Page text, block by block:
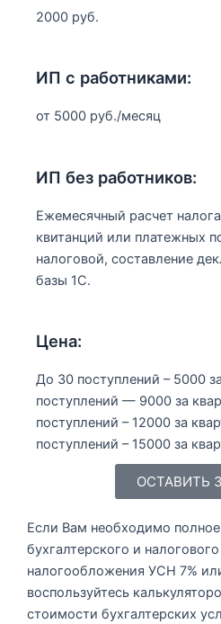
2000 руб.
ИП с работниками:
от 5000 руб./месяц
ИП без работников:
Ежемесячный расчет
квитанций или платежных
налоговой, составление
базы 1С.
Цена:
До 30 поступлений – 5000
поступлений — 9000 за
поступлений – 12000 за
поступлений – 15000 за
ОСТАВИТЬ
Если Вам необходимо
бухгалтерского и
налогообложения УСН 7%
воспользуйтесь
стоимости бухгалтерских